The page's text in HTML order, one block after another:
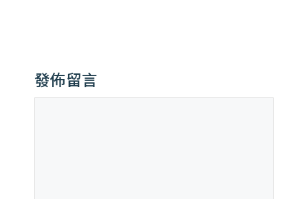
發佈留言